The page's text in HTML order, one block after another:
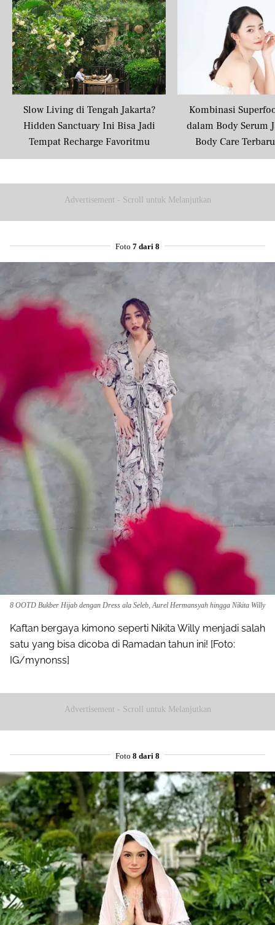
Slow Living di Tengah Jakarta?
Hidden Sanctuary Ini Bisa Jadi
Tempat Recharge Favoritmu
Kombinasi
dalam Body Serum
Body Care
Masyarakat
Advertisement - Scroll untuk Melanjutkan
Foto 7 dari 8
8 OOTD Bukber Hijab dengan Dress ala Seleb, Aurel Hermansyah hingga Nikita Willy
Kaftan bergaya kimono seperti Nikita Willy menjadi salah
satu yang bisa dicoba di Ramadan tahun ini! [Foto:
IG/mynonss]
Advertisement - Scroll untuk Melanjutkan
Foto 8 dari 8